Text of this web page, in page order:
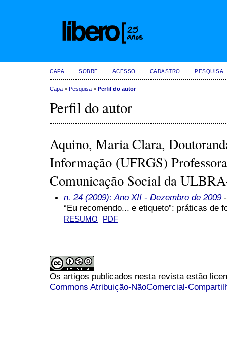
CAPA SOBRE ACESSO CADASTRO PESQUISA
Capa > Pesquisa > Perfil do autor
Perfil do autor
Aquino, Maria Clara,
Informação (UFRGS)
Comunicação Social da
n. 24 (2009): Ano XII - Dezembro de 2009
“Eu recomendo... e etiqueto”: práticas de
RESUMO PDF
Os artigos publicados nesta revista estão
Commons Atribuição-NãoComercial-